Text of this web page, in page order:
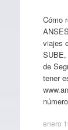
Cómo
viajes
SUBE,
de
tener
enero